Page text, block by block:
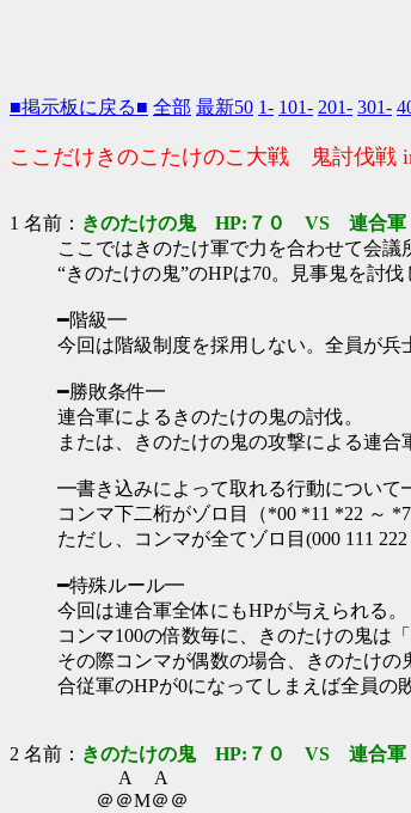
■掲示板に戻る■ 全部 最新50 1- 101- 201- 301-
ここだけきのこたけのこ大戦 鬼討伐戦
1 名前： きのたけの鬼 HP:７０ VS 連合
ここではきのたけ軍で力を合わせて会議
“きのたけの鬼”のHPは70。見事鬼を討
━階級━
今回は階級制度を採用しない。全員が兵
━勝敗条件━
連合軍によるきのたけの鬼の討伐。
または、きのたけの鬼の攻撃による連合
━書き込みによって取れる行動につい
コンマ下二桁がゾロ目（*00 *11 *22 ～
ただし、コンマが全てゾロ目(000 111
━特殊ルール━
今回は連合軍全体にもHPが与えられる。
コンマ100の倍数毎に、きのたけの鬼は
その際コンマが偶数の場合、きのたけの
合従軍のHPが0になってしまえば全員の
2 名前： きのたけの鬼 HP:７０ VS 連合
A A
＠＠M＠＠